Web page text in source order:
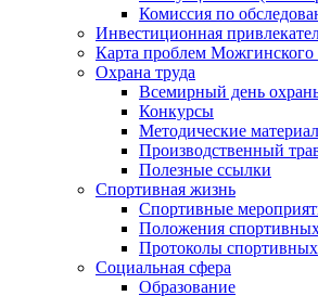
Комиссия по
Инвестиционная
Карта проблем Можгинского
Охрана труда
Всемирный день
Конкурсы
Методические
Производственный
Полезные ссылки
Спортивная жизнь
Спортивные
Положения
Протоколы
Социальная сфера
Образование